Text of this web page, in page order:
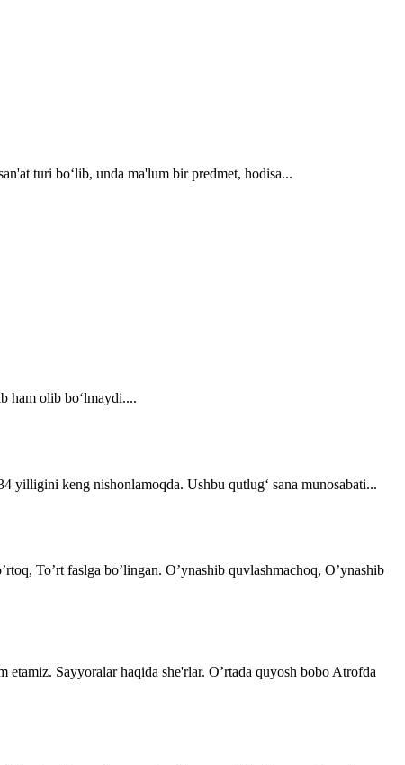
turi bo‘lib, unda ma'lum bir predmet, hodisa...
ham olib bo‘lmaydi....
keng nishonlamoqda. Ushbu qutlug‘ sana munosabati...
To’rt faslga bo’lingan. O’ynashib quvlashmachoq, O’ynashib
Sayyoralar haqida she'rlar. O’rtada quyosh bobo Atrofda